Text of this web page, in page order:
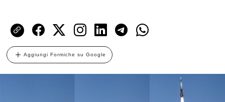
Aggiungi Formiche su Google